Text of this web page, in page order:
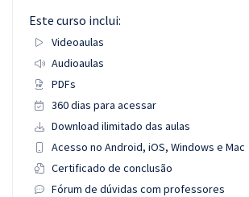
Este curso inclui:
Videoaulas
Audioaulas
PDFs
360 dias para acessar
Download ilimitado das aulas
Acesso no Android, iOS, Windows e Mac
Certificado de conclusão
Fórum de dúvidas com professores